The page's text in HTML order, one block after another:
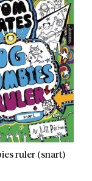
ruler (snart)